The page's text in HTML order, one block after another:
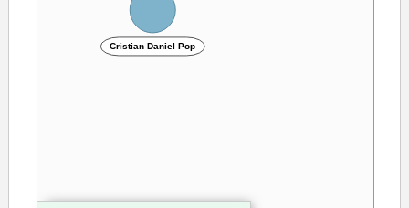
Cristian Daniel Pop